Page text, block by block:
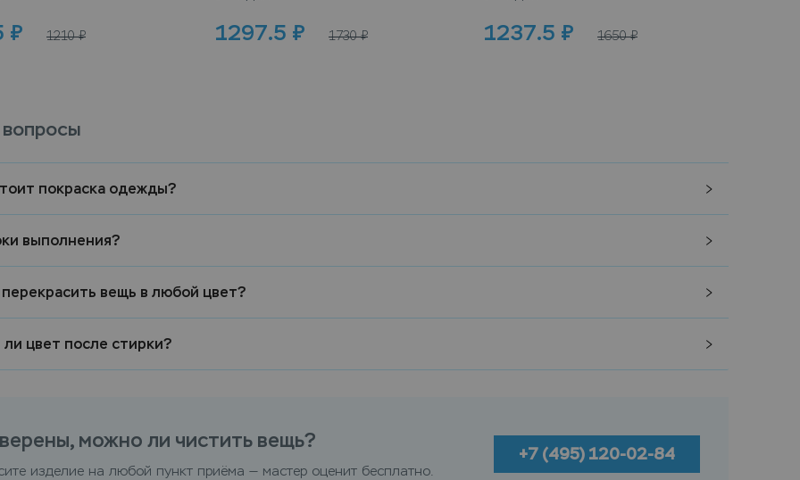
₽ 1210 ₽ 1297.5 ₽ 1730 ₽ 1237.5 ₽ 1650 ₽
покраска одежды?
выполнения?
вещь в любой цвет?
цвет после стирки?
можно ли чистить вещь?
изделие на любой пункт приёма — мастер оценит бесплатно.
+7 (495) 120-02-84